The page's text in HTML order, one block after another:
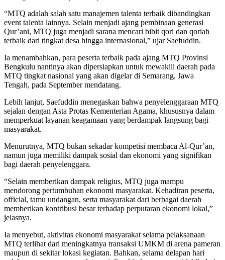
“MTQ adalah salah satu manajemen talenta terbaik dibandingkan
event talenta lainnya. Selain menjadi ajang pembinaan generasi
Qur’ani, MTQ juga menjadi sarana mencari bibit qori dan qoriah
terbaik dari tingkat desa hingga internasional,” ujar Saefuddin.
Ia menambahkan, para peserta terbaik pada ajang MTQ Provinsi
Bengkulu nantinya akan dipersiapkan untuk mewakili daerah pada
MTQ tingkat nasional yang akan digelar di Semarang, Jawa
Tengah, pada September mendatang.
Lebih lanjut, Saefuddin menegaskan bahwa penyelenggaraan MTQ
sejalan dengan Asta Protas Kementerian Agama, khususnya dalam
memperkuat layanan keagamaan yang berdampak langsung bagi
masyarakat.
Menurutnya, MTQ bukan sekadar kompetisi membaca Al-Qur’an,
namun juga memiliki dampak sosial dan ekonomi yang signifikan
bagi daerah penyelenggara.
“Selain memberikan dampak religius, MTQ juga mampu
mendorong pertumbuhan ekonomi masyarakat. Kehadiran peserta,
official, tamu undangan, serta masyarakat dari berbagai daerah
memberikan kontribusi besar terhadap perputaran ekonomi lokal,”
jelasnya.
Ia menyebut, aktivitas ekonomi masyarakat selama pelaksanaan
MTQ terlihat dari meningkatnya transaksi UMKM di arena pameran
maupun di sekitar lokasi kegiatan. Bahkan, selama delapan hari